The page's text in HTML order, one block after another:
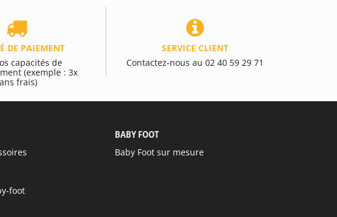
DE PAIEMENT
capacités de
(exemple : 3x
frais)
SERVICE CLIENT
Contactez-nous au 02 40 59 29 71
foot
BABY FOOT
Baby Foot sur mesure